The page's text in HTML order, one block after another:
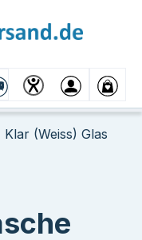
Klar (Weiss) Glas